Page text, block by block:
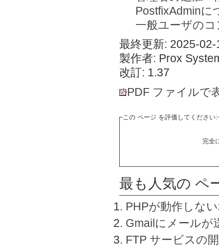
PostfixAdminに
一般ユーザの
最終更新: 2025-
製作者: Prox
改訂: 1.37
PDF ファイルで
この ページ を評価してください:
完全
最も人気の ペ
PHPが動作しな
Gmailにメールが
FTP サービスの